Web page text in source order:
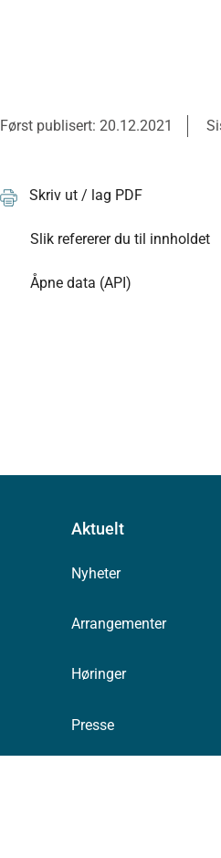
Først publisert: 20.12.2021
Skriv ut / lag PDF
Slik refererer du til innholdet
Åpne data (API)
Aktuelt
Nyheter
Arrangementer
Høringer
Presse